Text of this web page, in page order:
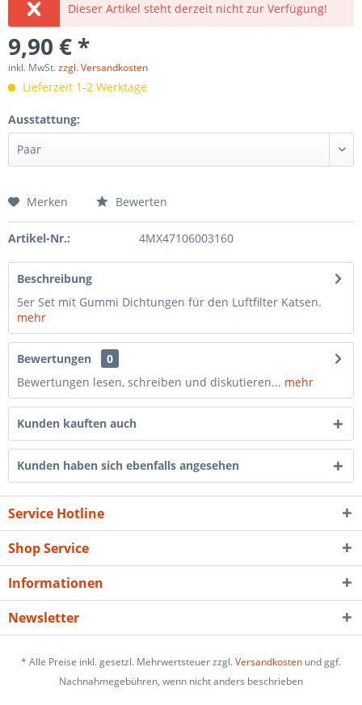
Dieser Artikel steht derzeit nicht zur Verfügung!
9,90 € *
inkl. MwSt.zzgl. Versandkosten
Lieferzeit 1-2 Werktage
Ausstattung:
Merken Bewerten
Artikel-Nr.: 4MX47106003160
Beschreibung
5er Set mit Gummi Dichtungen für den Luftfilter Katsen.
mehr
Bewertungen
0
Bewertungen lesen, schreiben und diskutieren... mehr
Kunden kauften auch
Kunden haben sich ebenfalls angesehen
Service Hotline
Shop Service
Informationen
Newsletter
* Alle Preise inkl. gesetzl. Mehrwertsteuer zzgl.Versandkosten und ggf.
Nachnahmegebühren, wenn nicht anders beschrieben